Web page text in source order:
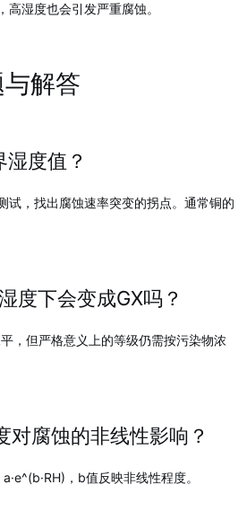
高湿度也会引发严重腐蚀。
解答
度值？
试，找出腐蚀速率突变的拐点。通常铜的
度下会变成GX吗？
，但严格意义上的等级仍需按污染物浓
对腐蚀的非线性影响？
，b值反映非线性程度。